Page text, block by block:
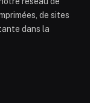
de sites
dans la